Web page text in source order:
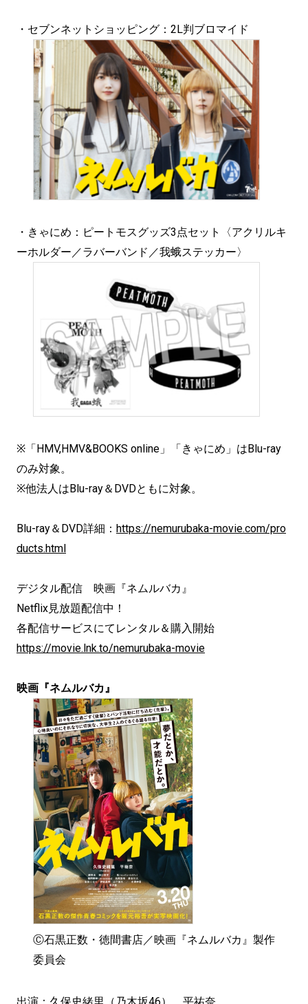
・セブンネットショッピング：2L判ブロマイド
・きゃにめ：ピートモスグッズ3点セット〈アクリルキ
ーホルダー／ラバーバンド／我蛾ステッカー〉
※「HMV,HMV&BOOKS online」「きゃにめ」はBlu-ray
のみ対象。
※他法人はBlu-ray＆DVDともに対象。
Blu-ray＆DVD詳細： https://nemurubaka-movie.com/pro
ducts.html
デジタル配信 映画『ネムルバカ』
Netflix見放題配信中！
各配信サービスにてレンタル＆購入開始
https://movie.lnk.to/nemurubaka-movie
映画『ネムルバカ』
Ⓒ石黒正数・徳間書店／映画『ネムルバカ』製作
委員会